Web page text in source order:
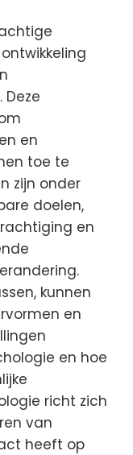
en
toe te
zijn onder
doelen,
en
kunnen
en
en hoe
richt zich
van
heeft op